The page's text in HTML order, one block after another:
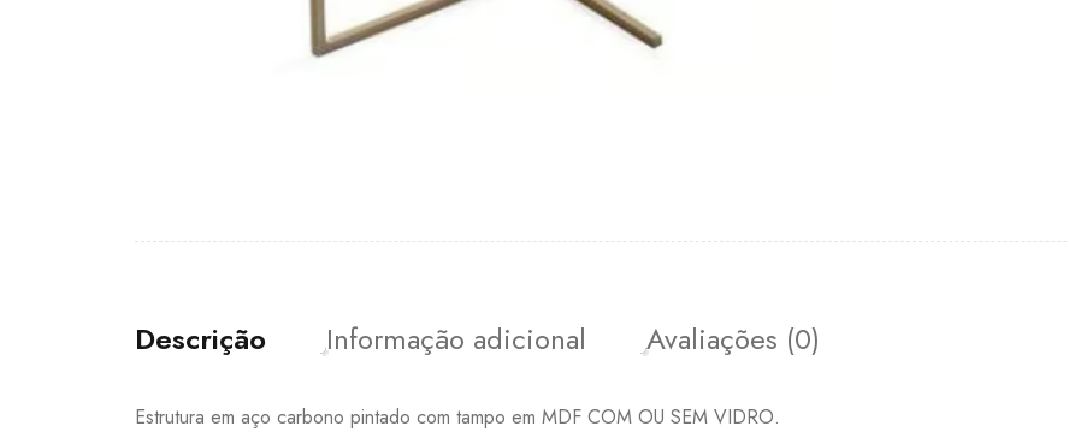
Descrição Informação adicional Avaliações (0)
Estrutura em aço carbono pintado com tampo em MDF COM OU SEM VIDRO.